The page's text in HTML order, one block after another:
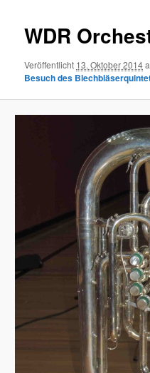
WDR
Veröffentlicht 13. Oktober 2014
Besuch des